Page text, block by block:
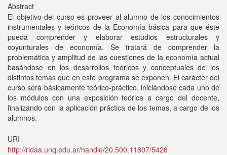
Abstract
El objetivo del curso es proveer al alumno de los conocimientos
instrumentales y teóricos de la Economía básica para que éste
pueda comprender y elaborar estudios estructurales y
coyunturales de economía. Se tratará de comprender la
problemática y amplitud de las cuestiones de la economía actual
basándose en los desarrollos teóricos y conceptuales de los
distintos temas que en este programa se exponen. El carácter del
curso será básicamente teórico-práctico, iniciándose cada uno de
los módulos con una exposición teórica a cargo del docente,
finalizando con la aplicación práctica de los temas, a cargo de los
alumnos.
URI
http://ridaa.unq.edu.ar/handle/20.500.11807/5426